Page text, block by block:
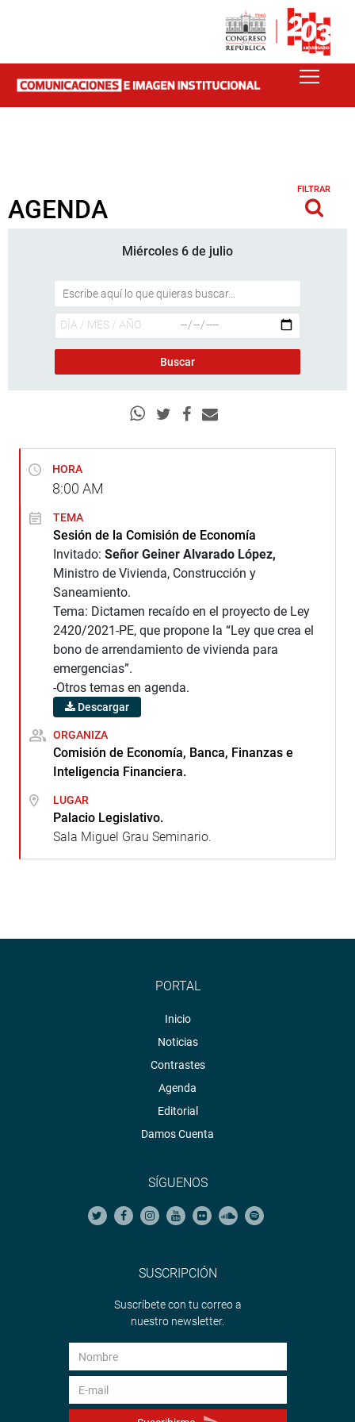
AGENDA
FILTRAR
Miércoles 6 de julio
HORA
8:00 AM
TEMA
Sesión de la Comisión de Economía
Invitado: Señor Geiner Alvarado López,
Ministro de Vivienda, Construcción y
Saneamiento.
Tema: Dictamen recaído en el proyecto de Ley
2420/2021-PE, que propone la “Ley que crea el
bono de arrendamiento de vivienda para
emergencias”.
-Otros temas en agenda.
Descargar
ORGANIZA
Comisión de Economía, Banca, Finanzas e
Inteligencia Financiera.
LUGAR
Palacio Legislativo.
Sala Miguel Grau Seminario.
PORTAL
Inicio
Noticias
Contrastes
Agenda
Editorial
Damos Cuenta
SÍGUENOS
SUSCRIPCIÓN
Suscríbete con tu correo a
nuestro newsletter.